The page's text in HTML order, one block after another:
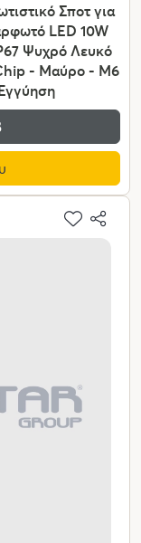
Σποτ για
LED 10W
Ψυχρό Λευκό
- Μαύρο - Μ6